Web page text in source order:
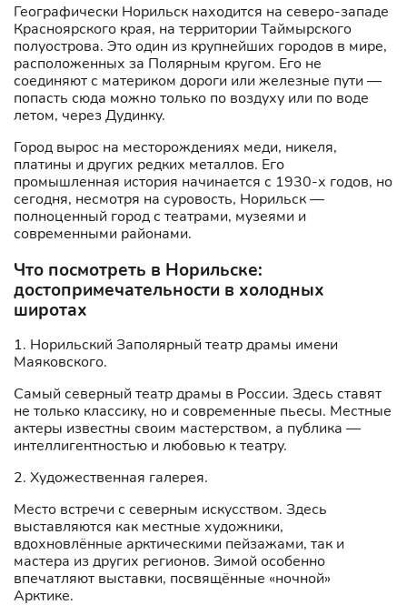
Географически Норильск находится на северо-западе
Красноярского края, на территории Таймырского
полуострова. Это один из крупнейших городов в мире,
расположенных за Полярным кругом. Его не
соединяют с материком дороги или железные пути —
попасть сюда можно только по воздуху или по воде
летом, через Дудинку.
Город вырос на месторождениях меди, никеля,
платины и других редких металлов. Его
промышленная история начинается с 1930-х годов, но
сегодня, несмотря на суровость, Норильск —
полноценный город с театрами, музеями и
современными районами.
Что посмотреть в Норильске:
достопримечательности в холодных
широтах
1. Норильский Заполярный театр драмы имени
Маяковского.
Самый северный театр драмы в России. Здесь ставят
не только классику, но и современные пьесы. Местные
актеры известны своим мастерством, а публика —
интеллигентностью и любовью к театру.
2. Художественная галерея.
Место встречи с северным искусством. Здесь
выставляются как местные художники,
вдохновлённые арктическими пейзажами, так и
мастера из других регионов. Зимой особенно
впечатляют выставки, посвящённые «ночной»
Арктике.